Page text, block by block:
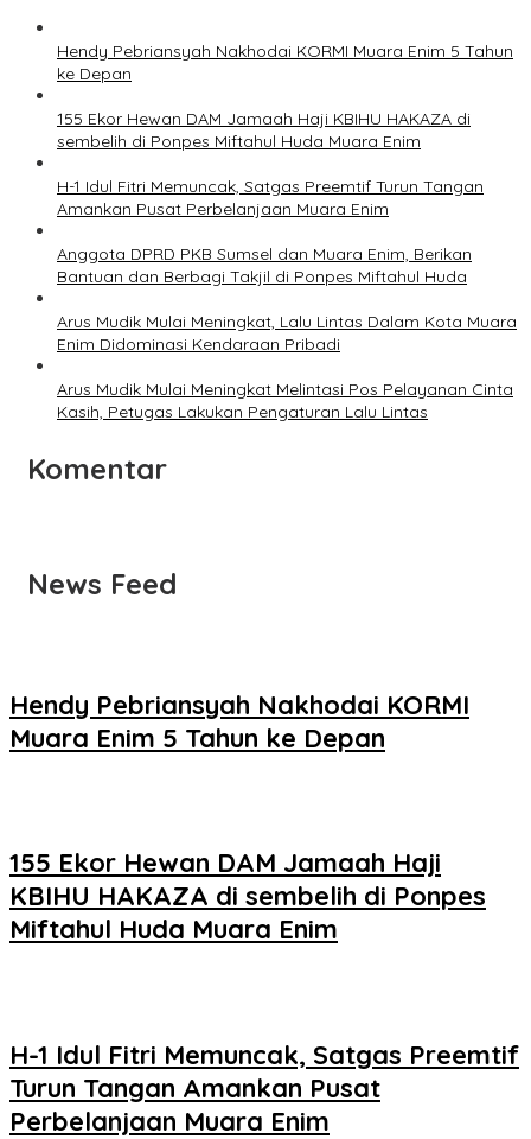
Hendy Pebriansyah Nakhodai KORMI Muara Enim 5 Tahun
ke Depan
155 Ekor Hewan DAM Jamaah Haji KBIHU HAKAZA di
sembelih di Ponpes Miftahul Huda Muara Enim
H-1 Idul Fitri Memuncak, Satgas Preemtif Turun Tangan
Amankan Pusat Perbelanjaan Muara Enim
Anggota DPRD PKB Sumsel dan Muara Enim, Berikan
Bantuan dan Berbagi Takjil di Ponpes Miftahul Huda
Arus Mudik Mulai Meningkat, Lalu Lintas Dalam Kota Muara
Enim Didominasi Kendaraan Pribadi
Arus Mudik Mulai Meningkat Melintasi Pos Pelayanan Cinta
Kasih, Petugas Lakukan Pengaturan Lalu Lintas
Komentar
News Feed
Hendy Pebriansyah Nakhodai KORMI
Muara Enim 5 Tahun ke Depan
155 Ekor Hewan DAM Jamaah Haji
KBIHU HAKAZA di sembelih di Ponpes
Miftahul Huda Muara Enim
H-1 Idul Fitri Memuncak, Satgas Preemtif
Turun Tangan Amankan Pusat
Perbelanjaan Muara Enim